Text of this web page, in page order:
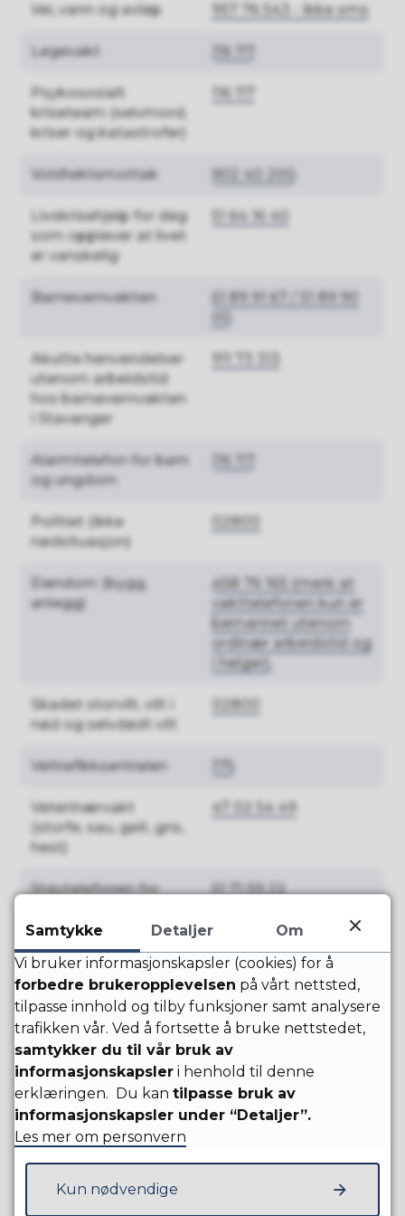
Vei, vann og avløp 957 76 543 - ikke sms
Legevakt 116 117
Psykososialt
kriseteam (selvmord,
kriser og katastrofer)
116 117
Voldtektsmottak 902 40 200
Livskrisehjelp for deg
som opplever at livet
er vanskelig
51 64 16 40
Barnevernvakten
51 89 91 67 / 51 89 90
Akutte henvendelser
utenom arbeidstid
hos barnevernvakten
i Stavanger
Alarmtelefon for barn
og ungdom
116 117
Politiet (ikke
nødsituasjon)
02800
Eiendom (bygg,
anlegg)
458 76 165 (merk at
vakttelefonen kun er
bemannet utenom
ordinær arbeidstid og
i helger).
Skadet storvilt, vilt i
nød og selvdødt vilt
02800
Veitrafikksentralen
Veterinærvakt
(storfe, sau, geit, gris,
hest)
47 02 54 49
Støytelefonen for
Risavika
Havn/Westport
51 71 59 22
Støytelefonen for
Risavika Nord -
NorSeas AS
51 85 32 20
Støytelefonen for
Sola Havn -
Stavangerregionen
Havnedrift
51 50 12 01
Samtykke Detaljer
Om
Vi bruker informasjonskapsler (cookies) for å
forbedre brukeropplevelsen på vårt nettsted,
tilpasse innhold og tilby funksjoner samt analysere
trafikken vår. Ved å fortsette å bruke nettstedet,
samtykker du til vår bruk av
informasjonskapsler i henhold til denne
erklæringen. Du kan tilpasse bruk av
informasjonskapsler under “Detaljer”.
Les mer om personvern
Kun nødvendige